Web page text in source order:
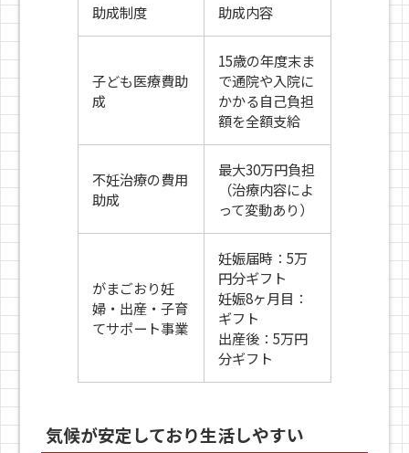
助成制度 助成内容
子ども医療費助
成
15歳の年度末ま
で通院や入院に
かかる自己負担
額を全額支給
不妊治療の費用
助成
最大30万円負担
（治療内容によ
って変動あり）
がまごおり妊
婦・出産・子育
てサポート事業
妊娠届時：5万
円分ギフト
妊娠8ヶ月目：
ギフト
出産後：5万円
分ギフト
気候が安定しており生活しやすい